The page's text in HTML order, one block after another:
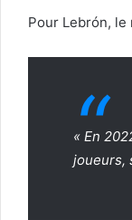
Pour Lebrón, le
« En
joueurs,